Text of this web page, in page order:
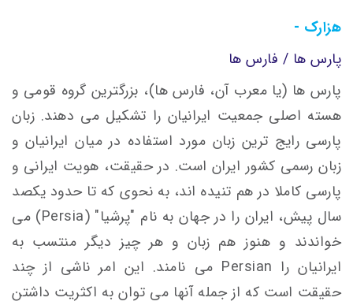
هزارک -
پارس ها / فارس ها
پارس ها (یا معرب آن، فارس ها)، بزرگترین گروه قومی و
هسته اصلی جمعیت ایرانیان را تشکیل می دهند. زبان
پارسی رایج ترین زبان مورد استفاده در میان ایرانیان و
زبان رسمی کشور ایران است. در حقیقت، هویت ایرانی و
پارسی کاملا در هم تنیده اند، به نحوی که تا حدود یکصد
سال پیش، ایران را در جهان به نام "پرشیا" (Persia) می
خواندند و هنوز هم زبان و هر چیز دیگر منتسب به
ایرانیان را Persian می نامند. این امر ناشی از چند
حقیقت است که از جمله آنها می توان به اکثریت داشتن